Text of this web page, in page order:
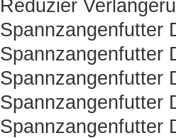
Reduzier
Spannzangenfutter
Spannzangenfutter
Spannzangenfutter
Spannzangenfutter
Spannzangenfutter